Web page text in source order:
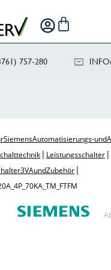
757-280 NI
Siemens Automatisierungs- und
| Leistungsschalter |
3VA und Zubehör |
FTFM